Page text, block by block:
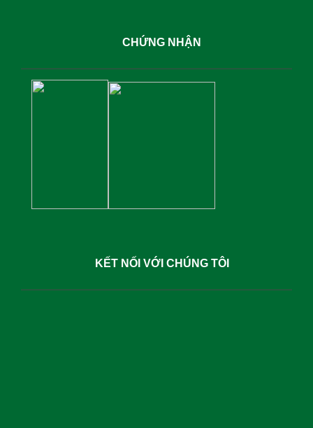
CHỨNG NHẬN
KẾT NỐI VỚI CHÚNG TÔI